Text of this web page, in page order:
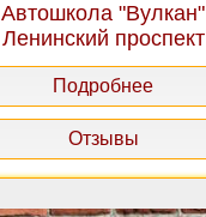
Автошкола "Вулкан"
Ленинский проспект
Подробнее
Отзывы